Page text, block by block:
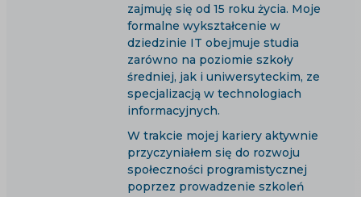
zajmuję się od 15 roku życia. Moje
formalne wykształcenie w
dziedzinie IT obejmuje studia
zarówno na poziomie szkoły
średniej, jak i uniwersyteckim, ze
specjalizacją w technologiach
informacyjnych.
W trakcie mojej kariery aktywnie
przyczyniałem się do rozwoju
społeczności programistycznej
poprzez prowadzenie szkoleń